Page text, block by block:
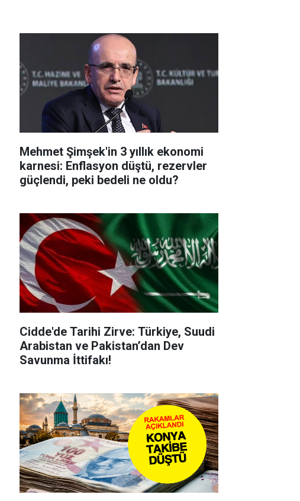
Mehmet Şimşek'in 3 yıllık ekonomi
karnesi: Enflasyon düştü, rezervler
güçlendi, peki bedeli ne oldu?
Cidde'de Tarihi Zirve: Türkiye, Suudi
Arabistan ve Pakistan’dan Dev
Savunma İttifakı!